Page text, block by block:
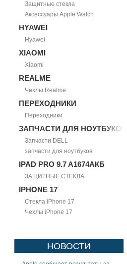
Защитные стекла
Аксессуары Apple Watch
HYAWEI
Hyawei
XIAOMI
Xiaomi
REALME
Чехлы Realme
ПЕРЕХОДНИКИ
Переходники
ЗАПЧАСТИ ДЛЯ НОУТБУКОВ
Запчасти DELL
запчасти для ноутбуков
IPAD PRO 9.7 A1674АКБ
ЗАЩИТНЫЕ СТЕКЛА
IPHONE 17
Стекла iPhone 17
Чехлы iPhone 17
НОВОСТИ